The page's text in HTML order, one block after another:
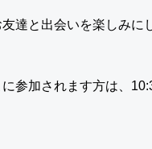
達と出会いを楽しみに
参加されます方は、